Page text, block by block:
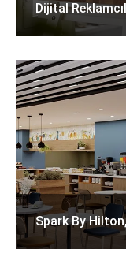
Dijital
Spark By